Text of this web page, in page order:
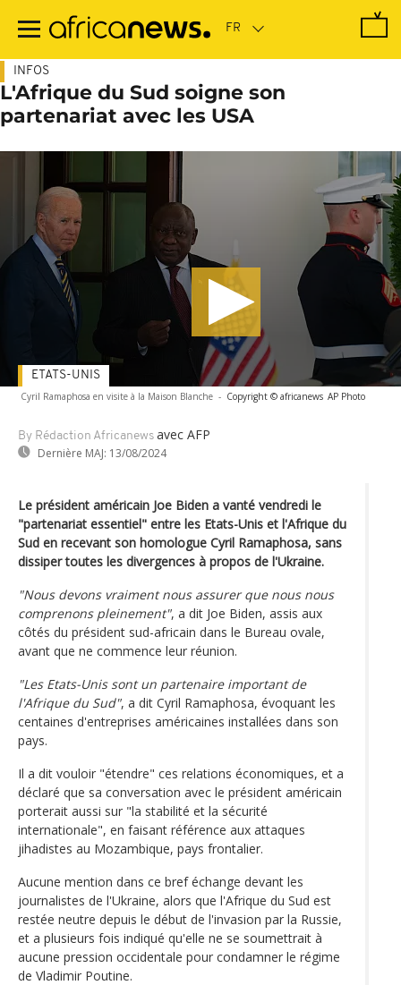
contenu
INFOS
L'Afrique du Sud soigne son
partenariat avec les USA
Cyril Ramaphosa en visite à la Maison Blanche - Copyright © africanews AP Photo
By Rédaction Africanews avec AFP
Dernière MAJ: 13/08/2024
ETATS-UNIS
Le président américain Joe Biden a vanté vendredi le
"partenariat essentiel" entre les Etats-Unis et l'Afrique du
Sud en recevant son homologue Cyril Ramaphosa, sans
dissiper toutes les divergences à propos de l'Ukraine.
"Nous devons vraiment nous assurer que nous nous
comprenons pleinement", a dit Joe Biden, assis aux
côtés du président sud-africain dans le Bureau ovale,
avant que ne commence leur réunion.
"Les Etats-Unis sont un partenaire important de
l'Afrique du Sud", a dit Cyril Ramaphosa, évoquant les
centaines d'entreprises américaines installées dans son
pays.
Il a dit vouloir "étendre" ces relations économiques, et a
déclaré que sa conversation avec le président américain
porterait aussi sur "la stabilité et la sécurité
internationale", en faisant référence aux attaques
jihadistes au Mozambique, pays frontalier.
Aucune mention dans ce bref échange devant les
journalistes de l'Ukraine, alors que l'Afrique du Sud est
restée neutre depuis le début de l'invasion par la Russie,
et a plusieurs fois indiqué qu'elle ne se soumettrait à
aucune pression occidentale pour condamner le régime
de Vladimir Poutine.